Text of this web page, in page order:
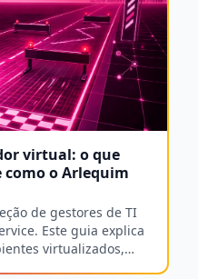
virtual: o que
como o Arlequim
de gestores de TI
Este guia explica
virtualizados,